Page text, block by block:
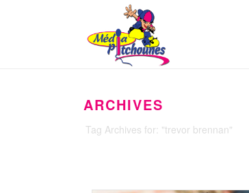
ARCHIVES
Tag Archives for: "trevor brennan"